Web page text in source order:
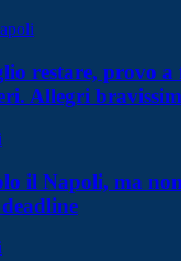
restare, provo a
Allegri
il Napoli, ma